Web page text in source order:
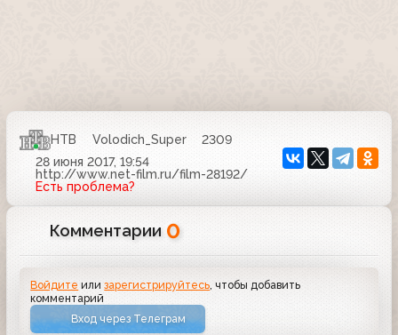
НТВ Volodich_Super
2309
28 июня 2017, 19:54
http://www.net-film.ru/film-28192/
Есть проблема?
Комментарии 0
Войдите илизарегистрируйтесь , чтобы добавить
комментарий
Вход через Телеграм